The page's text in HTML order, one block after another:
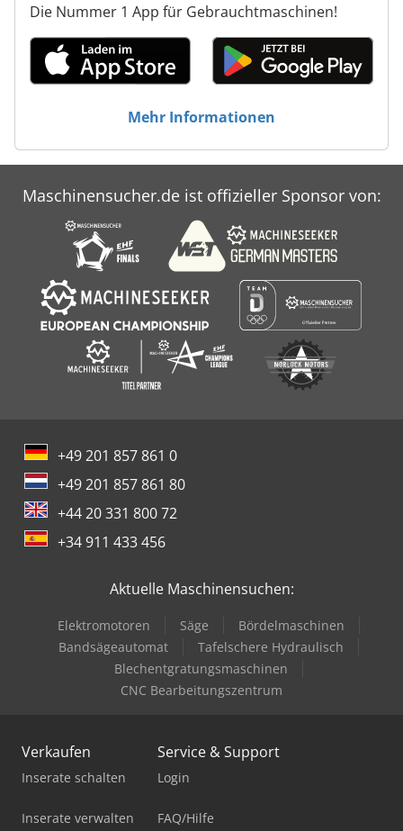
Die Nummer 1 App für Gebrauchtmaschinen!
Mehr Informationen
Maschinensucher.de ist offizieller Sponsor von:
+49 201 857 861 0
+49 201 857 861 80
+44 20 331 800 72
+34 911 433 456
Aktuelle Maschinensuchen:
Elektromotoren Säge
Bördelmaschinen
Bandsägeautomat
Tafelschere Hydraulisch
Blechentgratungsmaschinen
CNC Bearbeitungszentrum
Verkaufen
Inserate schalten
Inserate verwalten
Service & Support
Login
FAQ/Hilfe